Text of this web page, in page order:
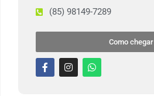
(85) 98149-7289
Como chegar